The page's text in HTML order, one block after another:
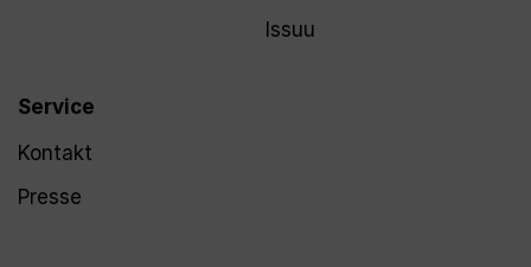
Service
Kontakt
Presse
Issuu